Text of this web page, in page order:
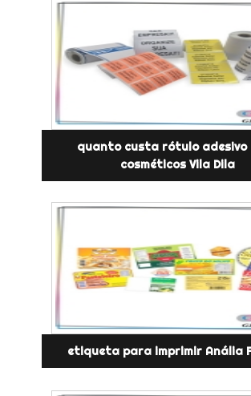
quanto custa rótulo adesivo
cosméticos Vila Dila
etiqueta para imprimir Anália